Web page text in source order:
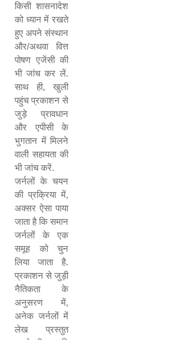
किसी शासनादेश
को ध्यान में रखते
हुए अपने संस्थान
और/अथवा वित्त
पोषण एजेंसी की
भी जांच कर लें.
साथ ही, खुली
पहुंच प्रकाशन से
जुड़े प्रावधान
और एपीसी के
भुगतान में मिलने
वाली सहायता की
भी जांच करें.
जर्नलों के चयन
की प्रक्रिया में,
अक्सर ऐसा पाया
जाता है कि समान
जर्नलों के एक
समूह को चुन
लिया जाता है.
प्रकाशन से जुड़ी
नैतिकता के
अनुसरण में,
अनेक जर्नलों में
लेख प्रस्तुत